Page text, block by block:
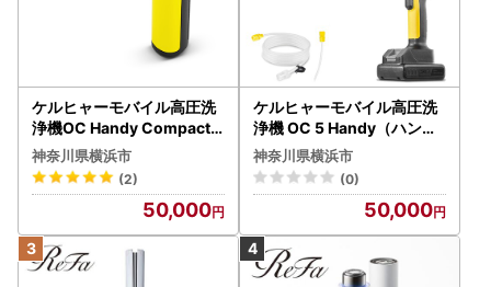
ケルヒャーモバイル高圧洗
浄機OC Handy Compact
（ハンディエア） APV000
7
神奈川県横浜市
(2)
50,000
ケルヒャーモバイル高圧洗
浄機 OC 5 Handy（ハンデ
ィジェット） APV0006
神奈川県横浜市
(0)
50,000